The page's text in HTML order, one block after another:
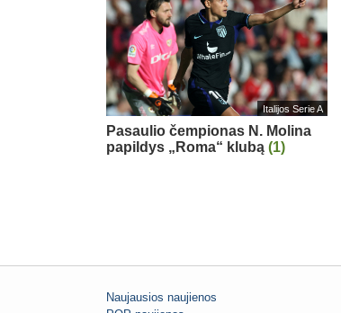
Italijos Serie A
Pasaulio čempionas N. Molina
papildys „Roma“ klubą (1)
Naujausios naujienos